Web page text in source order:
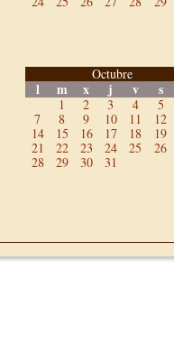
Octubre
l m x j v s
1 2 3 4 5
7
8 9 10 11 12
14
15 16 17 18 19
21
22 23 24 25 26
28
29 30 31